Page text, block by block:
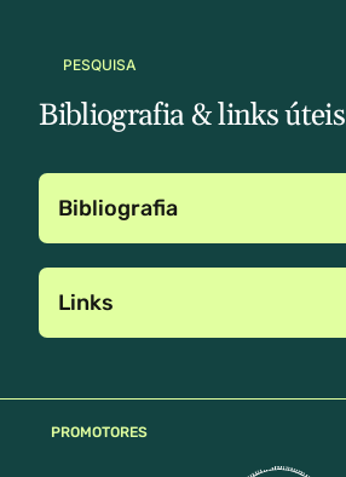
PESQUISA
Bibliografia & links úteis
Bibliografia
Links
PROMOTORES